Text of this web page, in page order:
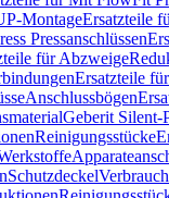
MontageErsatzteile
Pressanschlüssen
für Abzweige
Ersatzteile
Anschlussbögen
Geberit Silent-
Reinigungsstücke
Schutzdeckel